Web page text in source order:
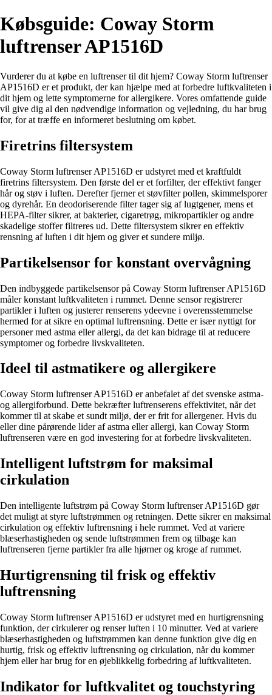
Købsguide: Coway Storm
luftrenser AP1516D
Vurderer du at købe en luftrenser til dit hjem? Coway Storm luftrenser
AP1516D er et produkt, der kan hjælpe med at forbedre luftkvaliteten i
dit hjem og lette symptomerne for allergikere. Vores omfattende guide
vil give dig al den nødvendige information og vejledning, du har brug
for, for at træffe en informeret beslutning om købet.
Firetrins filtersystem
Coway Storm luftrenser AP1516D er udstyret med et kraftfuldt
firetrins filtersystem. Den første del er et forfilter, der effektivt fanger
hår og støv i luften. Derefter fjerner et støvfilter pollen, skimmelsporer
og dyrehår. En deodoriserende filter tager sig af lugtgener, mens et
HEPA-filter sikrer, at bakterier, cigaretrøg, mikropartikler og andre
skadelige stoffer filtreres ud. Dette filtersystem sikrer en effektiv
rensning af luften i dit hjem og giver et sundere miljø.
Partikelsensor for konstant overvågning
Den indbyggede partikelsensor på Coway Storm luftrenser AP1516D
måler konstant luftkvaliteten i rummet. Denne sensor registrerer
partikler i luften og justerer renserens ydeevne i overensstemmelse
hermed for at sikre en optimal luftrensning. Dette er især nyttigt for
personer med astma eller allergi, da det kan bidrage til at reducere
symptomer og forbedre livskvaliteten.
Ideel til astmatikere og allergikere
Coway Storm luftrenser AP1516D er anbefalet af det svenske astma-
og allergiforbund. Dette bekræfter luftrenserens effektivitet, når det
kommer til at skabe et sundt miljø, der er frit for allergener. Hvis du
eller dine pårørende lider af astma eller allergi, kan Coway Storm
luftrenseren være en god investering for at forbedre livskvaliteten.
Intelligent luftstrøm for maksimal
cirkulation
Den intelligente luftstrøm på Coway Storm luftrenser AP1516D gør
det muligt at styre luftstrømmen og retningen. Dette sikrer en maksimal
cirkulation og effektiv luftrensning i hele rummet. Ved at variere
blæserhastigheden og sende luftstrømmen frem og tilbage kan
luftrenseren fjerne partikler fra alle hjørner og kroge af rummet.
Hurtigrensning til frisk og effektiv
luftrensning
Coway Storm luftrenser AP1516D er udstyret med en hurtigrensning
funktion, der cirkulerer og renser luften i 10 minutter. Ved at variere
blæserhastigheden og luftstrømmen kan denne funktion give dig en
hurtig, frisk og effektiv luftrensning og cirkulation, når du kommer
hjem eller har brug for en øjeblikkelig forbedring af luftkvaliteten.
Indikator for luftkvalitet og touchstyring